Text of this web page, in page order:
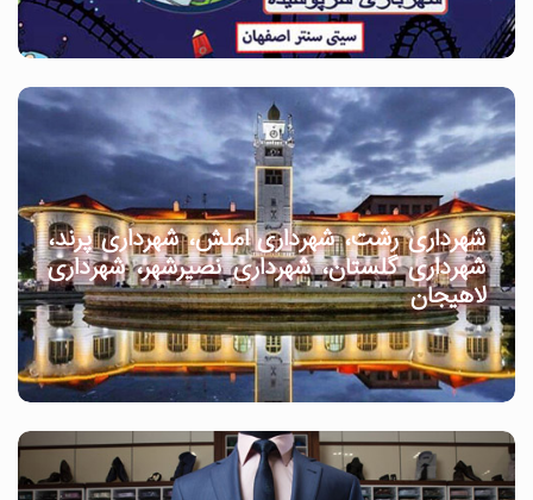
شهرداری رشت، شهرداری املش، شهرداری پرند،
شهرداری گلستان، شهرداری نصیرشهر، شهرداری
لاهیجان